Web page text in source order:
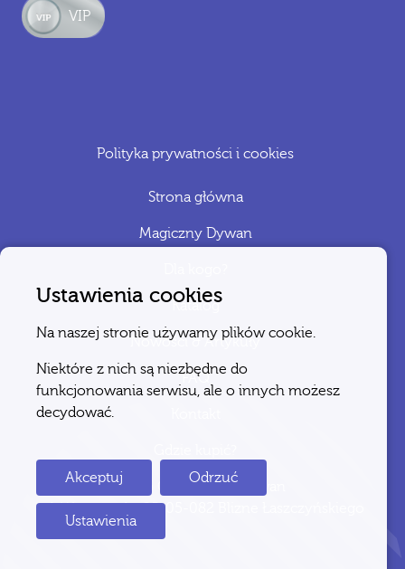
Ustawienia cookies
Na naszej stronie używamy plików cookie.
Niektóre z nich są niezbędne do
funkcjonowania serwisu, ale o innych możesz
decydować.
Akceptuj Odrzuć
Ustawienia
VIP
Polityka prywatności i cookies
Strona główna
Magiczny Dywan
Katalog
Nowości & Artykuły
FAQ
2026 © Magiczny Dywan
ul. Warszawska 25, 05-082 Blizne Łaszczyńskiego